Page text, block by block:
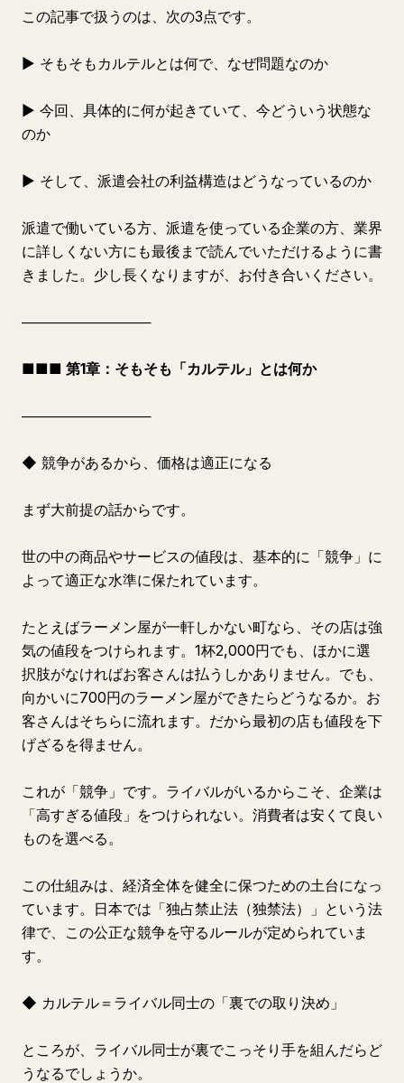
この記事で扱うのは、次の3点です。
▶ そもそもカルテルとは何で、なぜ問題なのか
▶ 今回、具体的に何が起きていて、今どういう状態な
のか
▶ そして、派遣会社の利益構造はどうなっているのか
派遣で働いている方、派遣を使っている企業の方、業界
に詳しくない方にも最後まで読んでいただけるように書
きました。少し長くなりますが、お付き合いください。
─────────────
■■■ 第1章：そもそも「カルテル」とは何か
─────────────
◆ 競争があるから、価格は適正になる
まず大前提の話からです。
世の中の商品やサービスの値段は、基本的に「競争」に
よって適正な水準に保たれています。
たとえばラーメン屋が一軒しかない町なら、その店は強
気の値段をつけられます。1杯2,000円でも、ほかに選
択肢がなければお客さんは払うしかありません。でも、
向かいに700円のラーメン屋ができたらどうなるか。お
客さんはそちらに流れます。だから最初の店も値段を下
げざるを得ません。
これが「競争」です。ライバルがいるからこそ、企業は
「高すぎる値段」をつけられない。消費者は安くて良い
ものを選べる。
この仕組みは、経済全体を健全に保つための土台になっ
ています。日本では「独占禁止法（独禁法）」という法
律で、この公正な競争を守るルールが定められていま
す。
◆ カルテル＝ライバル同士の「裏での取り決め」
ところが、ライバル同士が裏でこっそり手を組んだらど
うなるでしょうか。